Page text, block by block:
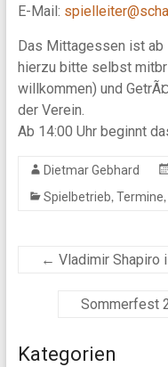
E-Mail:
Das Mittagessen ist ab
hierzu bitte selbst
willkommen) und
der Verein.
Ab 14:00 Uhr beginnt
Dietmar Gebhard
Spielbetrieb, Termine,
← Vladimir Shapiro
Sommerfest
Kategorien